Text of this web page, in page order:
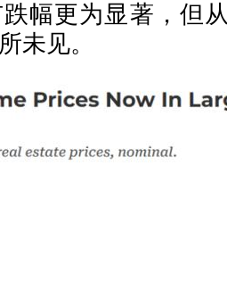
幅更为显著，但
未见。